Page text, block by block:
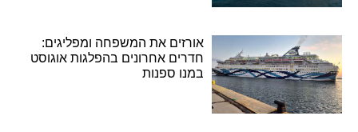
אורזים את המשפחה ומפליגים:
חדרים אחרונים בהפלגות אוגוסט
במנו ספנות